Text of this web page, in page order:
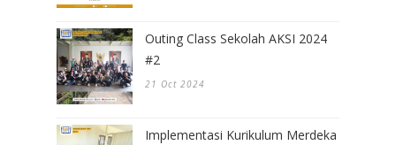
Outing Class Sekolah AKSI 2024
#2
21 Oct 2024
Implementasi Kurikulum Merdeka